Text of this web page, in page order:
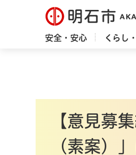
明石市
安全・安心 くらし
【意見募
（素案）